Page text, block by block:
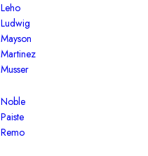
Leho
Ludwig
Mayson
Martinez
Musser
Noble
Paiste
Remo